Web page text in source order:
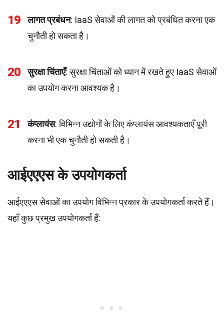
19 लागत प्रबंधन: IaaS सेवाओं की लागत को प्रबंधित करना एक
चुनौती हो सकता है।
20 सुरक्षा चिंताएँ: सुरक्षा चिंताओं को ध्यान में रखते हुए IaaS सेवाओं
का उपयोग करना आवश्यक है।
21 कंप्लायंस: विभिन्न उद्योगों के लिए कंप्लायंस आवश्यकताएँ पूरी
करना भी एक चुनौती हो सकती है।
आईएएएस के उपयोगकर्ता
आईएएएस सेवाओं का उपयोग विभिन्न प्रकार के उपयोगकर्ता करते हैं।
यहाँ कुछ प्रमुख उपयोगकर्ता हैं: